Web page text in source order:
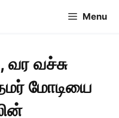
Menu
வர வச்சு
மோடியை